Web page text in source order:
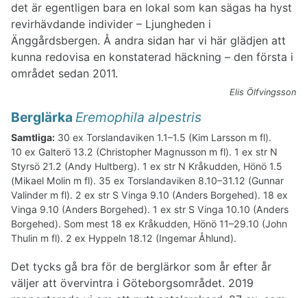
det är egentligen bara en lokal som kan sägas ha hyst
revirhävdande individer – Ljungheden i
Änggårdsbergen. Å andra sidan har vi här glädjen att
kunna redovisa en konstaterad häckning – den första i
området sedan 2011.
Elis Ölfvingsson
Berglärka Eremophila alpestris
Samtliga: 30 ex Torslandaviken 1.1–1.5 (Kim Larsson m fl).
10 ex Galterö 13.2 (Christopher Magnusson m fl). 1 ex str N
Styrsö 21.2 (Andy Hultberg). 1 ex str N Kråkudden, Hönö 1.5
(Mikael Molin m fl). 35 ex Torslandaviken 8.10–31.12 (Gunnar
Valinder m fl). 2 ex str S Vinga 9.10 (Anders Borgehed). 18 ex
Vinga 9.10 (Anders Borgehed). 1 ex str S Vinga 10.10 (Anders
Borgehed). Som mest 18 ex Kråkudden, Hönö 11–29.10 (John
Thulin m fl). 2 ex Hyppeln 18.12 (Ingemar Åhlund).
Det tycks gå bra för de berglärkor som år efter år
väljer att övervintra i Göteborgsområdet. 2019